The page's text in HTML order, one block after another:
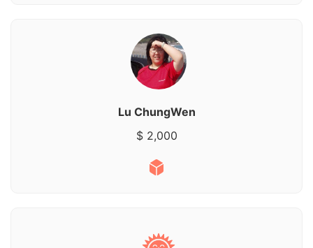
Lu ChungWen
$ 2,000